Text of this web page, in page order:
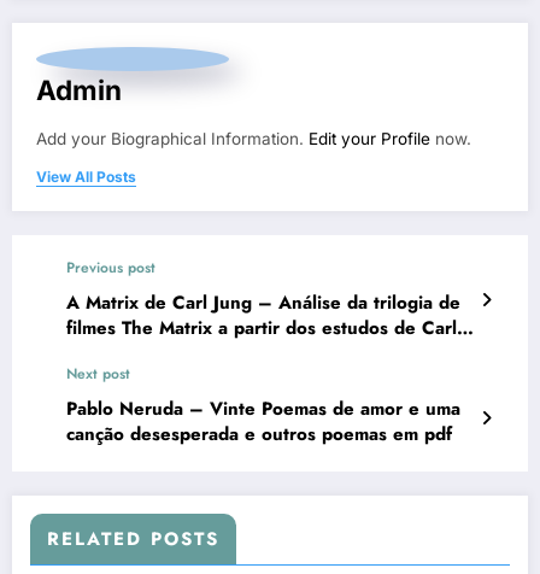
Admin
Add your Biographical Information. Edit your Profile now.
View All Posts
Previous post
A Matrix de Carl Jung – Análise da trilogia de
filmes The Matrix a partir dos estudos de Carl
Next post
Pablo Neruda – Vinte Poemas de amor e uma
canção desesperada e outros poemas em pdf
RELATED POSTS